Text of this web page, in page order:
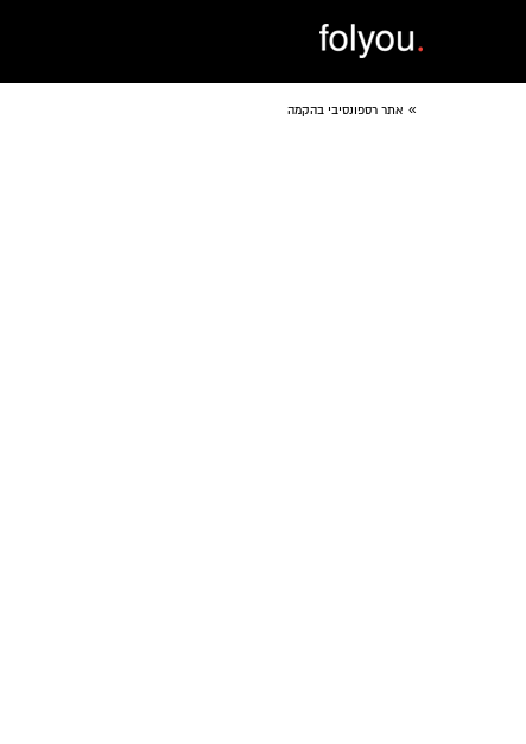
» אתר רספונסיבי בהקמה